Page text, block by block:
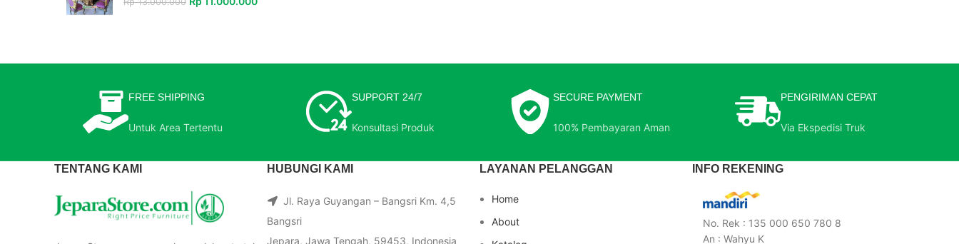
FREE SHIPPING
Untuk Area Tertentu
SUPPORT 24/7
Konsultasi Produk
SECURE PAYMENT
100% Pembayaran Aman
PENGIRIMAN CEPAT
Via Ekspedisi Truk
TENTANG KAMI HUBUNGI KAMI
Jl. Raya Guyangan – Bangsri Km. 4,5
Bangsri
Jepara, Jawa Tengah, 59453, Indonesia
LAYANAN PELANGGAN
Home
About
INFO REKENING
No. Rek : 135 000 650 780 8
An : Wahyu K